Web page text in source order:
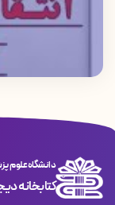
دانشگاه علوم
کتابخانه